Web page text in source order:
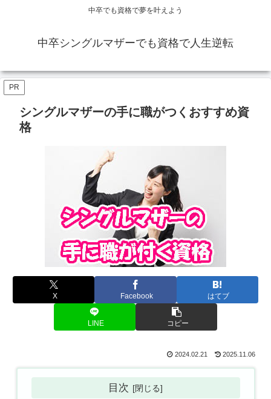
中卒でも資格で夢を叶えよう
中卒シングルマザーでも資格で人生逆転
PR
シングルマザーの手に職がつくおすすめ資
格
X Facebook はてブ
LINE コピー
2024.02.21 2025.11.06
目次